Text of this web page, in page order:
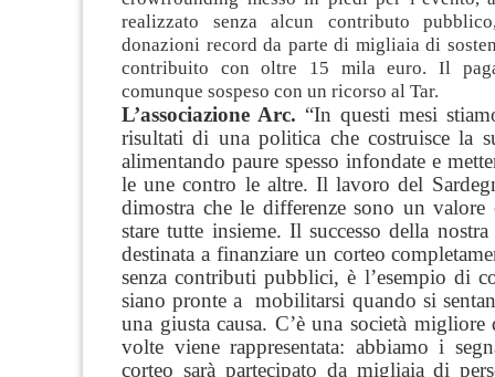
realizzato senza alcun contributo
donazioni record da parte di migliaia di
contribuito con oltre 15 mila euro. Il
comunque sospeso con un ricorso al Tar.
L’associazione Arc. “In questi mesi
risultati di una politica che costruisce la
alimentando paure spesso infondate e
le une contro le altre. Il lavoro del
dimostra che le differenze sono un valore
stare tutte insieme. Il successo della
destinata a finanziare un corteo
senza contributi pubblici, è l’esempio di
siano pronte a mobilitarsi quando si
una giusta causa. C’è una società
volte viene rappresentata: abbiamo i
corteo sarà partecipato da migliaia di